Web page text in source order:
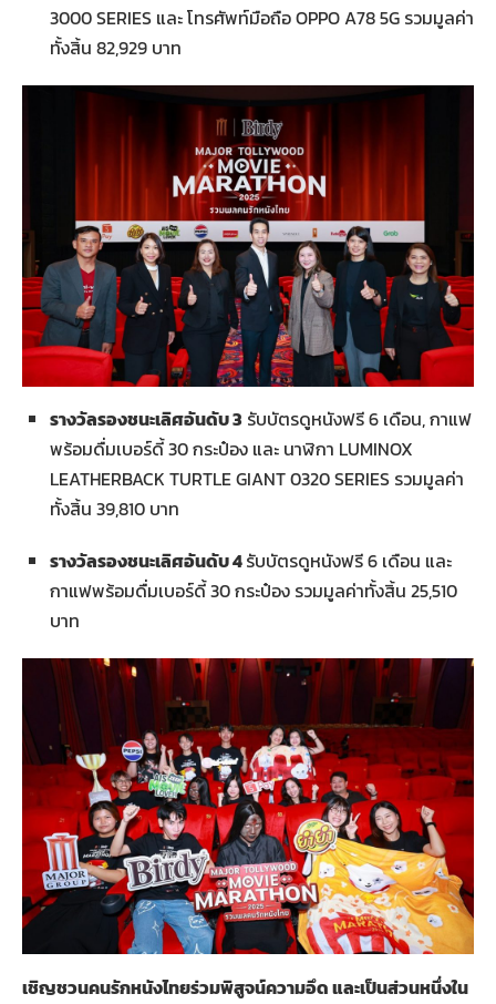
3000 SERIES และ โทรศัพท์มือถือ OPPO A78 5G รวมมูลค่า
ทั้งสิ้น 82,929 บาท
รางวัลรองชนะเลิศอันดับ 3 รับบัตรดูหนังฟรี 6 เดือน, กาแฟ
พร้อมดื่มเบอร์ดี้ 30 กระป๋อง และ นาฬิกา LUMINOX
LEATHERBACK TURTLE GIANT 0320 SERIES รวมมูลค่า
ทั้งสิ้น 39,810 บาท
รางวัลรองชนะเลิศอันดับ 4รับบัตรดูหนังฟรี 6 เดือน และ
กาแฟพร้อมดื่มเบอร์ดี้ 30 กระป๋อง รวมมูลค่าทั้งสิ้น 25,510
บาท
เชิญชวนคนรักหนังไทยร่วมพิสูจน์ความอึด และเป็นส่วนหนึ่งใน